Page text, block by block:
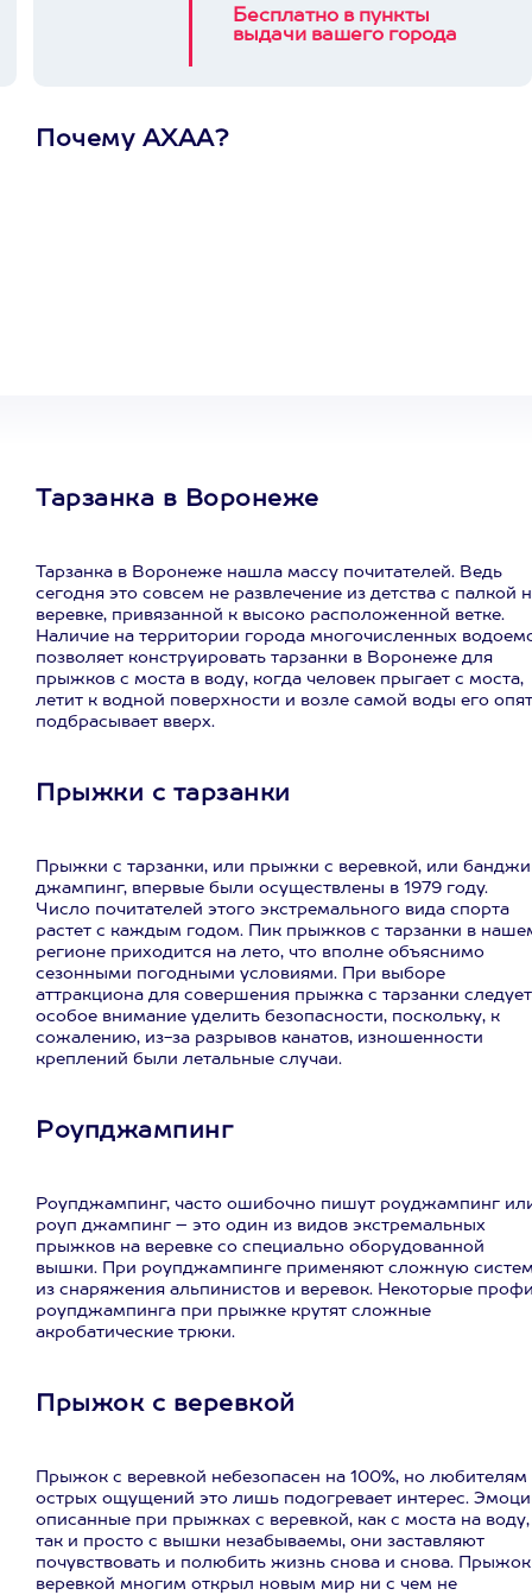
Бесплатно в пункты
выдачи вашего города
Почему АХАА?
Тарзанка в Воронеже
Тарзанка в Воронеже нашла массу почитателей. Ведь
сегодня это совсем не развлечение из детства с палкой
веревке, привязанной к высоко расположенной ветке.
Наличие на территории города многочисленных
позволяет конструировать тарзанки в Воронеже для
прыжков с моста в воду, когда человек прыгает с моста,
летит к водной поверхности и возле самой воды его
подбрасывает вверх.
Прыжки с тарзанки
Прыжки с тарзанки, или прыжки с веревкой, или банджи
джампинг, впервые были осуществлены в 1979 году.
Число почитателей этого экстремального вида спорта
растет с каждым годом. Пик прыжков с тарзанки в
регионе приходится на лето, что вполне объяснимо
сезонными погодными условиями. При выборе
аттракциона для совершения прыжка с тарзанки следует
особое внимание уделить безопасности, поскольку, к
сожалению, из-за разрывов канатов, изношенности
креплений были летальные случаи.
Роупджампинг
Роупджампинг, часто ошибочно пишут роуджампинг
роуп джампинг – это один из видов экстремальных
прыжков на веревке со специально оборудованной
вышки. При роупджампинге применяют сложную
из снаряжения альпинистов и веревок. Некоторые
роупджампинга при прыжке крутят сложные
акробатические трюки.
Прыжок с веревкой
Прыжок с веревкой небезопасен на 100%, но любителям
острых ощущений это лишь подогревает интерес.
описанные при прыжках с веревкой, как с моста на воду,
так и просто с вышки незабываемы, они заставляют
почувствовать и полюбить жизнь снова и снова.
веревкой многим открыл новым мир ни с чем не